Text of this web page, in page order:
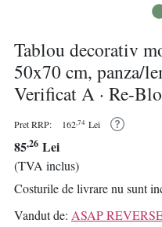
Tablou decorativ
50x70 cm, panza/
Verificat A · Re-
Pret RRP: 162,74 Lei
85,26 Lei
(TVA inclus)
Costurile de livrare nu sunt
Vandut de: ASAP